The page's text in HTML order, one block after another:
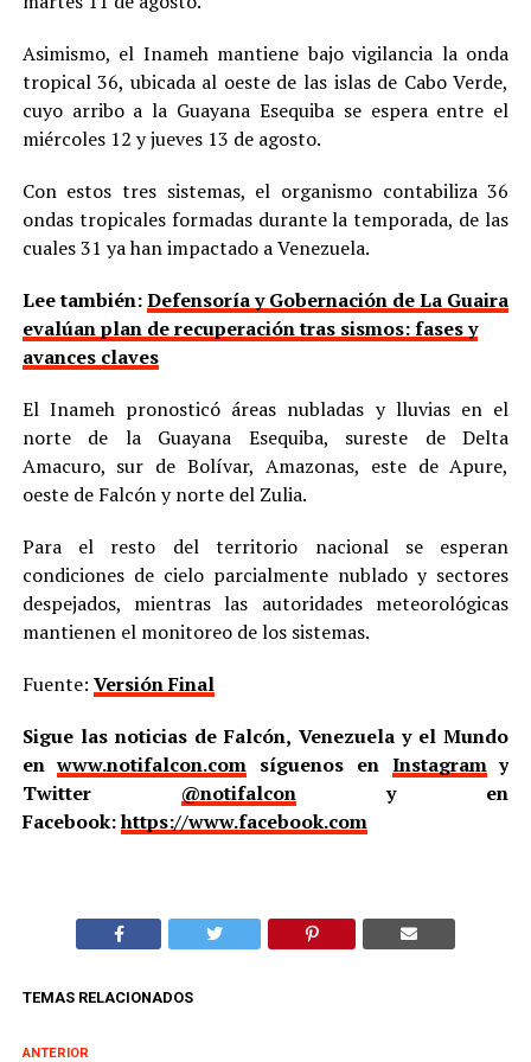
Asimismo, el Inameh mantiene bajo vigilancia la onda
tropical 36, ubicada al oeste de las islas de Cabo Verde,
cuyo arribo a la Guayana Esequiba se espera entre el
miércoles 12 y jueves 13 de agosto.
Con estos tres sistemas, el organismo contabiliza 36
ondas tropicales formadas durante la temporada, de las
cuales 31 ya han impactado a Venezuela.
Lee también:Defensoría y Gobernación de La Guaira
evalúan plan de recuperación tras sismos: fases y
avances claves
El Inameh pronosticó áreas nubladas y lluvias en el
norte de la Guayana Esequiba, sureste de Delta
Amacuro, sur de Bolívar, Amazonas, este de Apure,
oeste de Falcón y norte del Zulia.
Para el resto del territorio nacional se esperan
condiciones de cielo parcialmente nublado y sectores
despejados, mientras las autoridades meteorológicas
mantienen el monitoreo de los sistemas.
Fuente: Versión Final
Sigue las noticias de Falcón, Venezuela y el Mundo
enwww.notifalcon.com síguenos en Instagramy
Twitter @notifalcony en
Facebook:https://www.facebook.com
TEMAS RELACIONADOS
ANTERIOR